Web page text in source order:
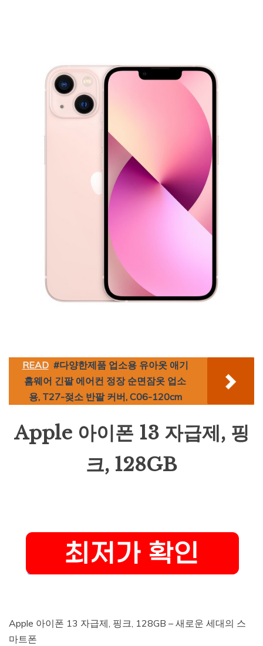
READ #다양한제품 업소용 유아옷 애기
홈웨어 긴팔 에어컨 정장 순면잠옷 업소
용, T27-젖소 반팔 커버, C06-120cm
Apple 아이폰 13 자급제, 핑
크, 128GB
Apple 아이폰 13 자급제, 핑크, 128GB – 새로운 세대의 스
마트폰